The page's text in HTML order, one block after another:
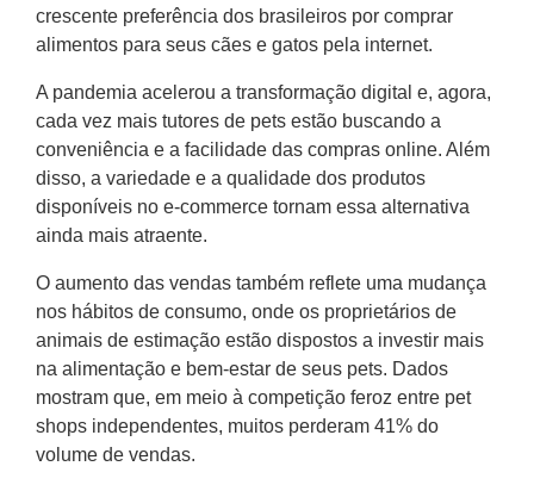
crescente preferência dos brasileiros por comprar
alimentos para seus cães e gatos pela internet.
A pandemia acelerou a transformação digital e, agora,
cada vez mais tutores de pets estão buscando a
conveniência e a facilidade das compras online. Além
disso, a variedade e a qualidade dos produtos
disponíveis no e-commerce tornam essa alternativa
ainda mais atraente.
O aumento das vendas também reflete uma mudança
nos hábitos de consumo, onde os proprietários de
animais de estimação estão dispostos a investir mais
na alimentação e bem-estar de seus pets. Dados
mostram que, em meio à competição feroz entre pet
shops independentes, muitos perderam 41% do
volume de vendas.